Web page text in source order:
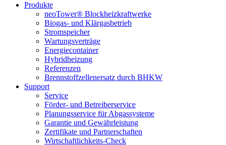
Produkte
neoTower® Blockheizkraftwerke
Biogas- und Klärgasbetrieb
Stromspeicher
Wartungsverträge
Energiecontainer
Hybridheizung
Referenzen
Brennstoffzellenersatz durch BHKW
Support
Service
Förder- und Betreiberservice
Planungsservice für Abgassysteme
Garantie und Gewährleistung
Zertifikate und Partnerschaften
Wirtschaftlichkeits-Check